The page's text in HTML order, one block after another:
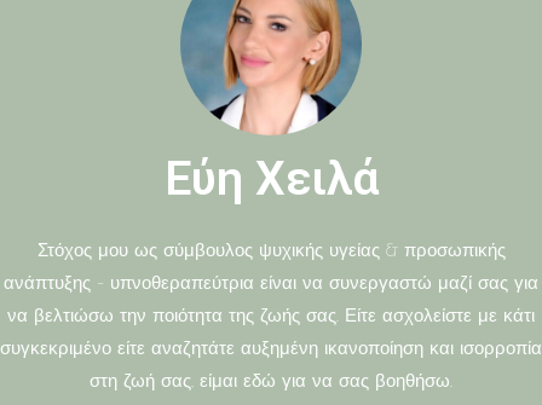
Εύη Χειλά
Στόχος μου ως σύμβουλος ψυχικής υγείας & προσωπικής
ανάπτυξης – υπνοθεραπεύτρια είναι να συνεργαστώ μαζί σας για
να βελτιώσω την ποιότητα της ζωής σας. Είτε ασχολείστε με κάτι
συγκεκριμένο είτε αναζητάτε αυξημένη ικανοποίηση και ισορροπία
στη ζωή σας, είμαι εδώ για να σας βοηθήσω.